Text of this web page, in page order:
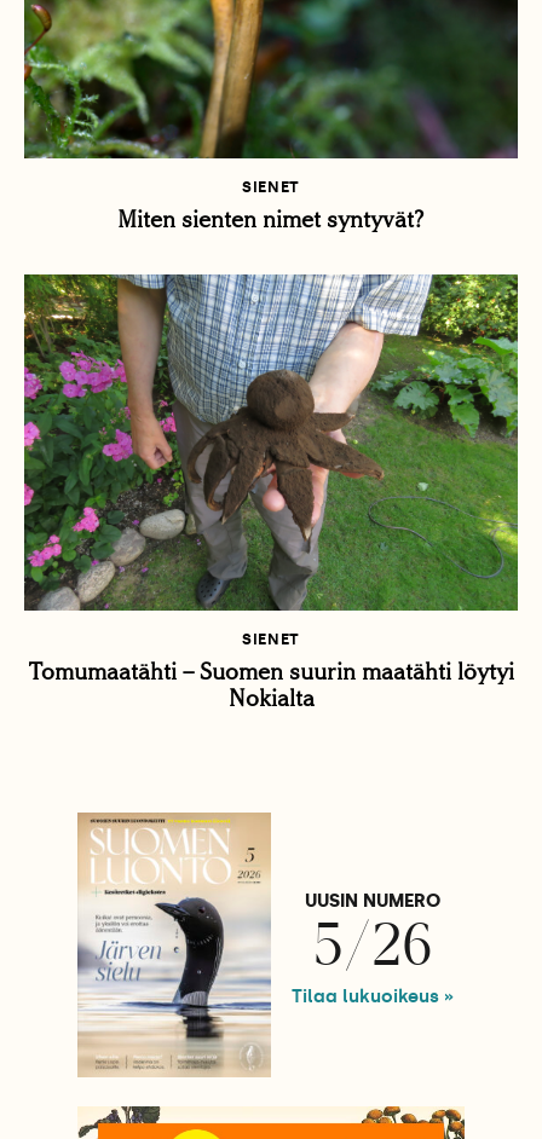
SIENET
Miten sienten nimet syntyvät?
SIENET
Tomumaatähti – Suomen suurin maatähti löytyi
Nokialta
UUSIN NUMERO
5/26
Tilaa lukuoikeus »